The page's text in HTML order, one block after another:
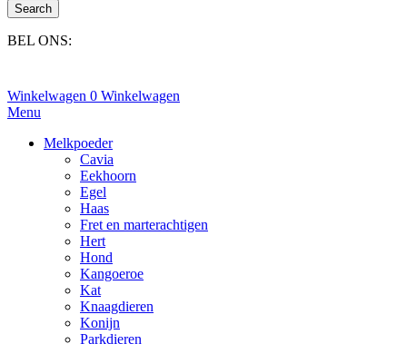
Search
BEL ONS:
Winkelwagen 0 Winkelwagen
Menu
Melkpoeder
Cavia
Eekhoorn
Egel
Haas
Fret en marterachtigen
Hert
Hond
Kangoeroe
Kat
Knaagdieren
Konijn
Parkdieren